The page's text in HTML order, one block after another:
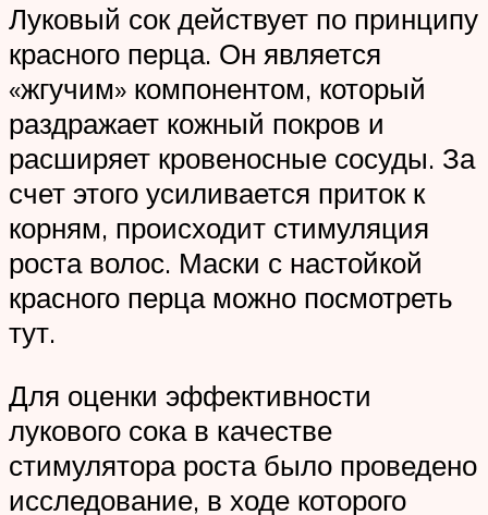
Луковый сок действует по принципу
красного перца. Он является
«жгучим» компонентом, который
раздражает кожный покров и
расширяет кровеносные сосуды. За
счет этого усиливается приток к
корням, происходит стимуляция
роста волос. Маски с настойкой
красного перца можно посмотреть
тут.
Для оценки эффективности
лукового сока в качестве
стимулятора роста было проведено
исследование, в ходе которого